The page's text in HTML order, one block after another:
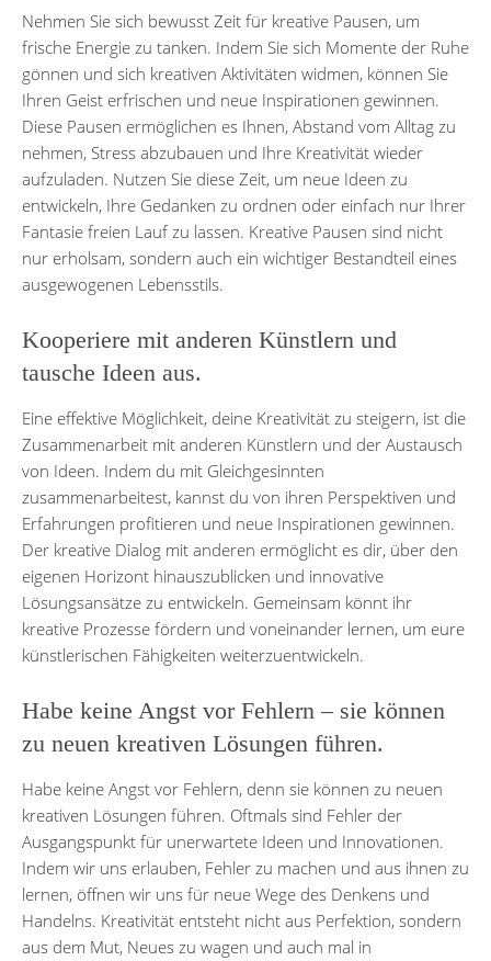
Nehmen Sie sich bewusst Zeit für kreative Pausen, um
frische Energie zu tanken. Indem Sie sich Momente der Ruhe
gönnen und sich kreativen Aktivitäten widmen, können Sie
Ihren Geist erfrischen und neue Inspirationen gewinnen.
Diese Pausen ermöglichen es Ihnen, Abstand vom Alltag zu
nehmen, Stress abzubauen und Ihre Kreativität wieder
aufzuladen. Nutzen Sie diese Zeit, um neue Ideen zu
entwickeln, Ihre Gedanken zu ordnen oder einfach nur Ihrer
Fantasie freien Lauf zu lassen. Kreative Pausen sind nicht
nur erholsam, sondern auch ein wichtiger Bestandteil eines
ausgewogenen Lebensstils.
Kooperiere mit anderen Künstlern und
tausche Ideen aus.
Eine effektive Möglichkeit, deine Kreativität zu steigern, ist die
Zusammenarbeit mit anderen Künstlern und der Austausch
von Ideen. Indem du mit Gleichgesinnten
zusammenarbeitest, kannst du von ihren Perspektiven und
Erfahrungen profitieren und neue Inspirationen gewinnen.
Der kreative Dialog mit anderen ermöglicht es dir, über den
eigenen Horizont hinauszublicken und innovative
Lösungsansätze zu entwickeln. Gemeinsam könnt ihr
kreative Prozesse fördern und voneinander lernen, um eure
künstlerischen Fähigkeiten weiterzuentwickeln.
Habe keine Angst vor Fehlern – sie können
zu neuen kreativen Lösungen führen.
Habe keine Angst vor Fehlern, denn sie können zu neuen
kreativen Lösungen führen. Oftmals sind Fehler der
Ausgangspunkt für unerwartete Ideen und Innovationen.
Indem wir uns erlauben, Fehler zu machen und aus ihnen zu
lernen, öffnen wir uns für neue Wege des Denkens und
Handelns. Kreativität entsteht nicht aus Perfektion, sondern
aus dem Mut, Neues zu wagen und auch mal in